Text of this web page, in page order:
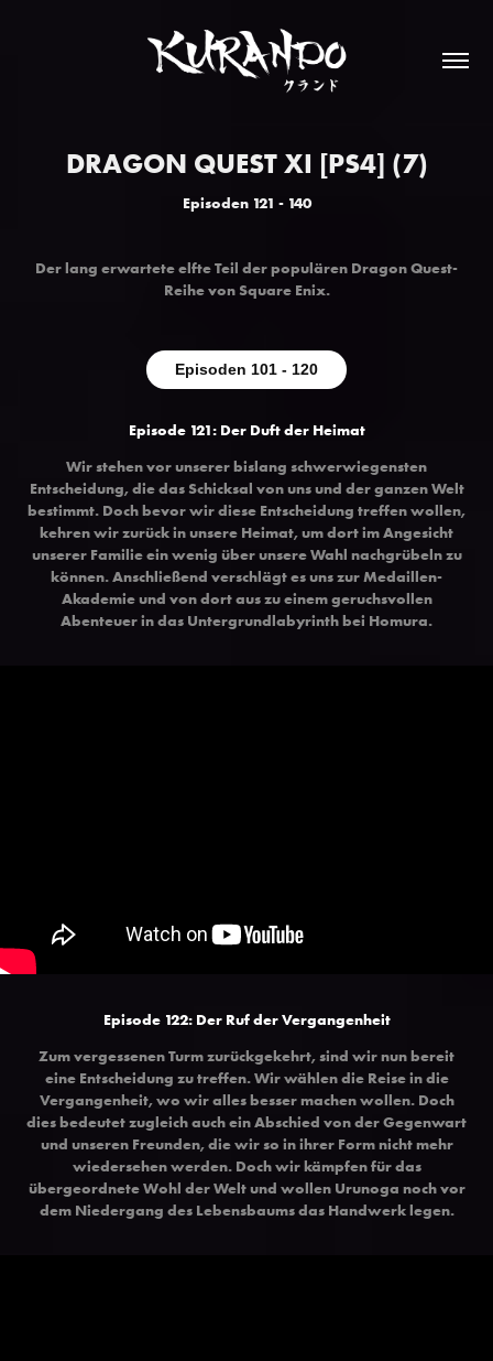
DRAGON QUEST XI [PS4] (7)
Episoden 121 - 140
Der lang erwartete elfte Teil der populären Dragon Quest-
Reihe von Square Enix.
Episoden 101 - 120
Episode 121: Der Duft der Heimat
Wir stehen vor unserer bislang schwerwiegensten
Entscheidung, die das Schicksal von uns und der ganzen Welt
bestimmt. Doch bevor wir diese Entscheidung treffen wollen,
kehren wir zurück in unsere Heimat, um dort im Angesicht
unserer Familie ein wenig über unsere Wahl nachgrübeln zu
können. Anschließend verschlägt es uns zur Medaillen-
Akademie und von dort aus zu einem geruchsvollen
Abenteuer in das Untergrundlabyrinth bei Homura.
Episode 122: Der Ruf der Vergangenheit
Zum vergessenen Turm zurückgekehrt, sind wir nun bereit
eine Entscheidung zu treffen. Wir wählen die Reise in die
Vergangenheit, wo wir alles besser machen wollen. Doch
dies bedeutet zugleich auch ein Abschied von der Gegenwart
und unseren Freunden, die wir so in ihrer Form nicht mehr
wiedersehen werden. Doch wir kämpfen für das
übergeordnete Wohl der Welt und wollen Urunoga noch vor
dem Niedergang des Lebensbaums das Handwerk legen.